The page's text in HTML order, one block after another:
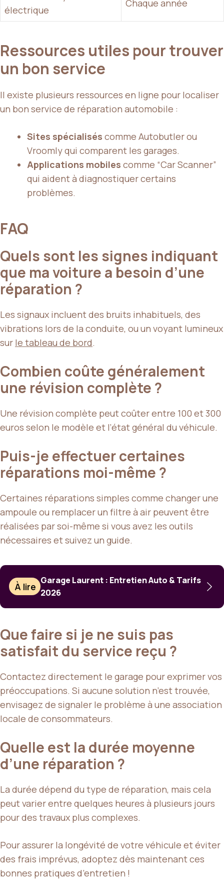
électrique
Chaque année
Ressources utiles pour trouver
un bon service
Il existe plusieurs ressources en ligne pour localiser
un bon service de réparation automobile :
Sites spécialisés comme Autobutler ou
Vroomly qui comparent les garages.
Applications mobiles comme “Car Scanner”
qui aident à diagnostiquer certains
problèmes.
FAQ
Quels sont les signes indiquant
que ma voiture a besoin d’une
réparation ?
Les signaux incluent des bruits inhabituels, des
vibrations lors de la conduite, ou un voyant lumineux
sur le tableau de bord.
Combien coûte généralement
une révision complète ?
Une révision complète peut coûter entre 100 et 300
euros selon le modèle et l’état général du véhicule.
Puis-je effectuer certaines
réparations moi-même ?
Certaines réparations simples comme changer une
ampoule ou remplacer un filtre à air peuvent être
réalisées par soi-même si vous avez les outils
nécessaires et suivez un guide.
À lire
Garage Laurent : Entretien Auto & Tarifs
2026
Que faire si je ne suis pas
satisfait du service reçu ?
Contactez directement le garage pour exprimer vos
préoccupations. Si aucune solution n’est trouvée,
envisagez de signaler le problème à une association
locale de consommateurs.
Quelle est la durée moyenne
d’une réparation ?
La durée dépend du type de réparation, mais cela
peut varier entre quelques heures à plusieurs jours
pour des travaux plus complexes.
Pour assurer la longévité de votre véhicule et éviter
des frais imprévus, adoptez dès maintenant ces
bonnes pratiques d’entretien !